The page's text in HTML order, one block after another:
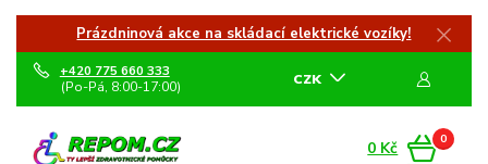
Prázdninová akce na skládací elektrické vozíky!
CZK
+420 775 660 333
(Po-Pá, 8:00-17:00)
0
0 Kč